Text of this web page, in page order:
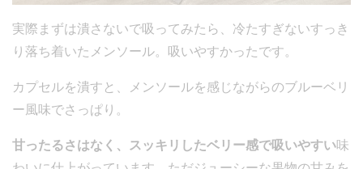
実際まずは潰さないで吸ってみたら、冷たすぎないすっき
り落ち着いたメンソール。吸いやすかったです。
カプセルを潰すと、メンソールを感じながらのブルーベリ
ー風味でさっぱり。
甘ったるさはなく、スッキリしたベリー感で吸いやすい味